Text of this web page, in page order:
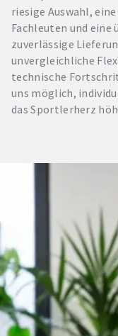
riesige Auswahl,
Fachleuten und
zuverlässige
unvergleichliche
technische
uns möglich,
das Sportlerherz